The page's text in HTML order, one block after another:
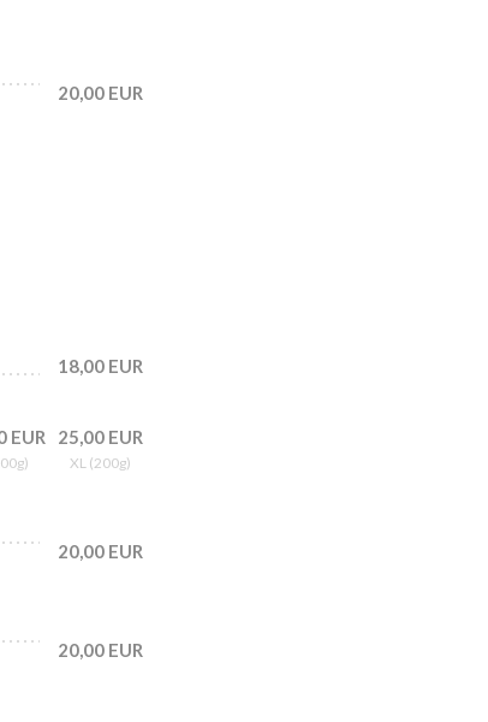
20,00 EUR
18,00 EUR
EUR 25,00 EUR
XL (200g)
20,00 EUR
20,00 EUR